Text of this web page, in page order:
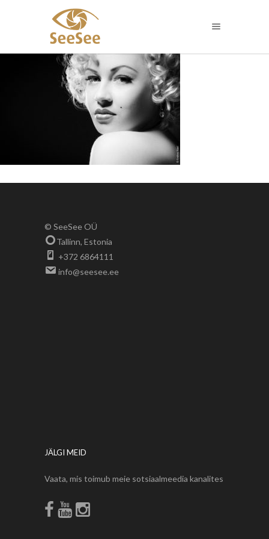
© SeeSee OÜ
Tallinn, Estonia
+372 6864111
info@seesee.ee
JÄLGI MEID
Vaata, mis toimub meie sotsiaalmeedia kanalites